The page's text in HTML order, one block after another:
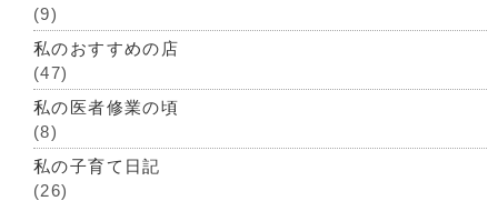
(9)
私のおすすめの店
(47)
私の医者修業の頃
(8)
私の子育て日記
(26)